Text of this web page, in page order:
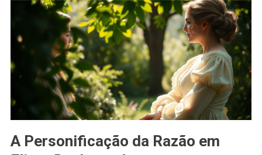
A Personificação da Razão em